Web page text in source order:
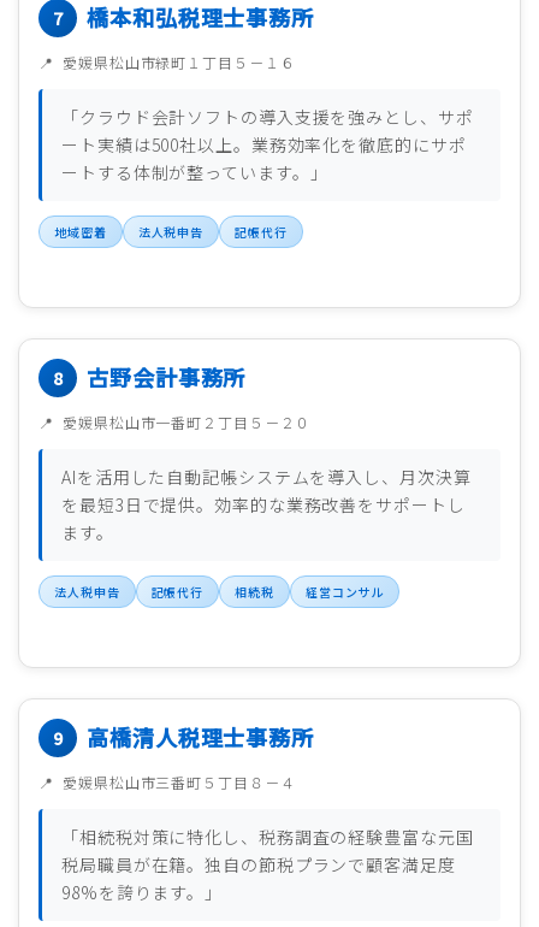
橋本和弘税理士事務所
愛媛県松山市緑町１丁目５－１６
「クラウド会計ソフトの導入支援を強みとし、サポ
ート実績は500社以上。業務効率化を徹底的にサポ
ートする体制が整っています。」
地域密着 法人税申告 記帳代行
古野会計事務所
愛媛県松山市一番町２丁目５－２０
AIを活用した自動記帳システムを導入し、月次決算
を最短3日で提供。効率的な業務改善をサポートし
ます。
法人税申告 記帳代行 相続税 経営コンサル
高橋清人税理士事務所
愛媛県松山市三番町５丁目８－４
「相続税対策に特化し、税務調査の経験豊富な元国
税局職員が在籍。独自の節税プランで顧客満足度
98%を誇ります。」